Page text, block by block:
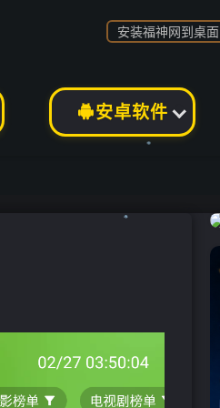
安卓软件
安装福神网到桌面